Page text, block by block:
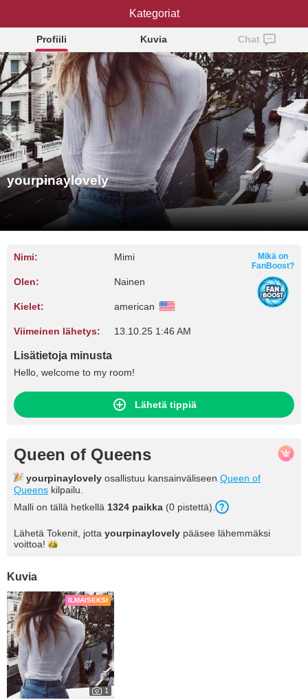
yourpinaylovely
Profiili Kuvia Chat
yourpinaylovely
Nimi: Mimi
Olen: Nainen
Kielet: american
Viimeinen lähetys: 13.10.25 1:46 AM
Mikä on
FanBoost?
Lisätietoja minusta
Hello, welcome to my room!
Lähetä tippiä
Queen of Queens
yourpinaylovely osallistuu kansainväliseen Queen of
Queens kilpailu.
Malli on tällä hetkellä 1324 paikka (0 pistettä).
Lähetä Tokenit, jotta yourpinaylovely pääsee lähemmäksi
voittoa!
Kuvia
ILMAISEKSI
1
Kategoriat